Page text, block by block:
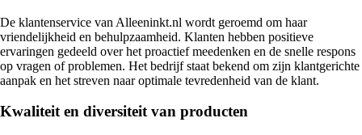
De klantenservice van Alleeninkt.nl wordt geroemd om haar
vriendelijkheid en behulpzaamheid. Klanten hebben positieve
ervaringen gedeeld over het proactief meedenken en de snelle respons
op vragen of problemen. Het bedrijf staat bekend om zijn klantgerichte
aanpak en het streven naar optimale tevredenheid van de klant.
Kwaliteit en diversiteit van producten